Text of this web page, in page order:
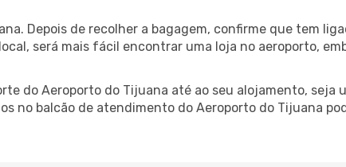
Depois de recolher a bagagem, confirme que tem
será mais fácil encontrar uma loja no aeroporto,
do Aeroporto do Tijuana até ao seu alojamento, seja
no balcão de atendimento do Aeroporto do Tijuana